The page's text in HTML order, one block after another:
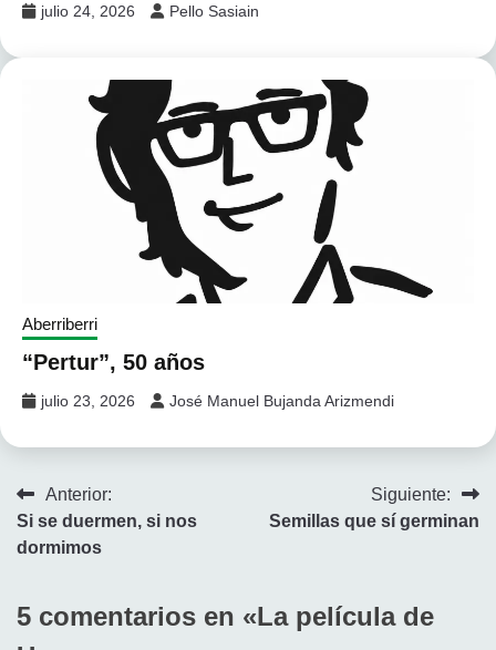
julio 24, 2026 Pello Sasiain
Aberriberri
“Pertur”, 50 años
julio 23, 2026 José Manuel Bujanda Arizmendi
Navegación
de
Anterior:
Si se duermen, si nos
dormimos
Siguiente:
Semillas que sí germinan
5 comentarios en «La película de